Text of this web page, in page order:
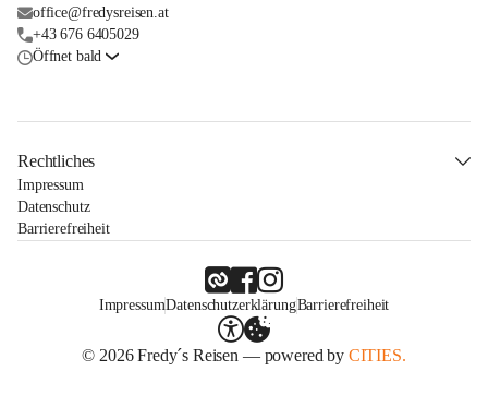
office@fredysreisen.at
+43 676 6405029
Öffnet bald
Rechtliches
Impressum
Datenschutz
Barrierefreiheit
ImpressumDatenschutzerklärungBarrierefreiheit
© 2026 Fredy´s Reisen — powered by CITIES.